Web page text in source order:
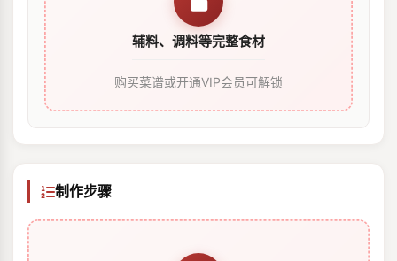
辅料、调料等完整食材
购买菜谱或开通VIP会员可解锁
制作步骤